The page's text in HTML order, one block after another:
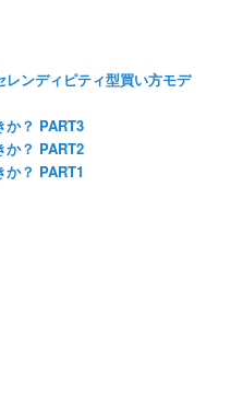
レンディピティ型買い方モデ
か？ PART3
か？ PART2
？ PART1